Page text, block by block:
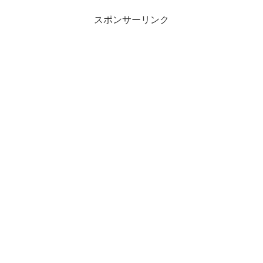
スポンサーリンク